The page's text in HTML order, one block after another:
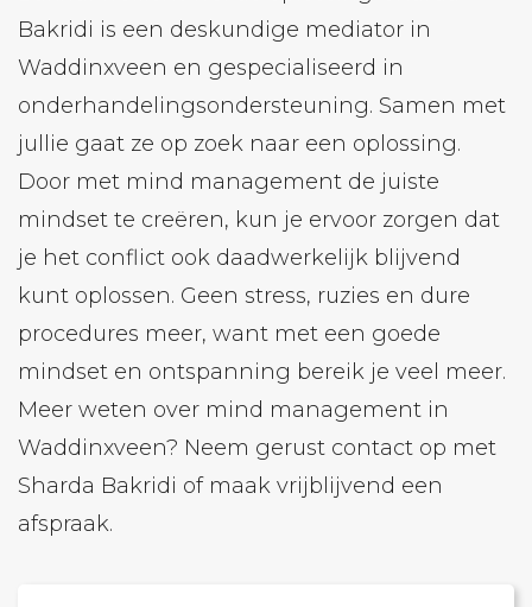
Bakridi is een deskundige mediator in
Waddinxveen en gespecialiseerd in
onderhandelingsondersteuning. Samen met
jullie gaat ze op zoek naar een oplossing.
Door met mind management de juiste
mindset te creëren, kun je ervoor zorgen dat
je het conflict ook daadwerkelijk blijvend
kunt oplossen. Geen stress, ruzies en dure
procedures meer, want met een goede
mindset en ontspanning bereik je veel meer.
Meer weten over mind management in
Waddinxveen? Neem gerust contact op met
Sharda Bakridi of maak vrijblijvend een
afspraak.